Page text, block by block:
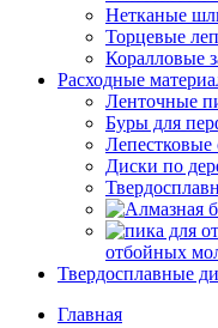
Нетканые
Торцевые
Коралловые
Расходные
Ленточные
Буры для
Лепестковые
Диски по
отбойных
Твердосплавные
Главная